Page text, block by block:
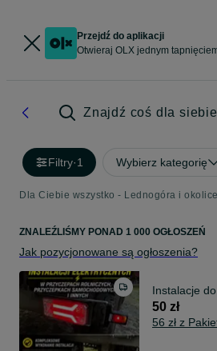
Przejdź do aplikacji
Otwieraj OLX jednym
Znajdź coś dla siebie
Filtry·1 Wybierz kategorię
Dla Ciebie wszystko - Lednogóra i
ZNALEŹLIŚMY PONAD 1 000 OGŁOSZEŃ
Jak pozycjonowane są ogłoszenia?
Instalacje
50 zł
56 zł z